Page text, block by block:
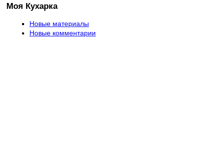
Моя Кухарка
Новые материалы
Новые комментарии